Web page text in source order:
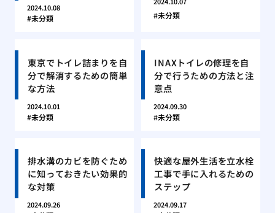
2024.10.08
未分類 未分類
東京でトイレ詰まりを自
分で解消するための簡単
な方法
2024.10.01
未分類
INAXトイレの修理を自
分で行うための方法と注
意点
2024.09.30
未分類
排水溝のカビを防ぐため
に知っておきたい効果的
な対策
2024.09.26
快適な屋外生活を立水栓
工事で手に入れるための
ステップ
2024.09.17